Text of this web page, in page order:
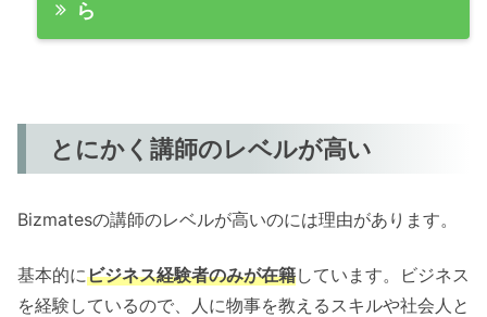
ら
とにかく講師のレベルが高い
Bizmatesの講師のレベルが高いのには理由があります。
基本的にビジネス経験者のみが在籍しています。ビジネス
を経験しているので、人に物事を教えるスキルや社会人と